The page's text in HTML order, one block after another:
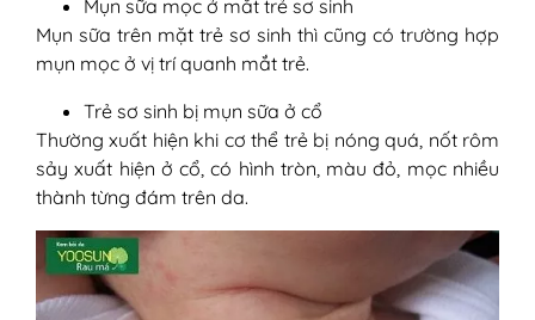
Mụn sữa mọc ở mắt trẻ sơ sinh
Mụn sữa trên mặt trẻ sơ sinh thì cũng có trường hợp
mụn mọc ở vị trí quanh mắt trẻ.
Trẻ sơ sinh bị mụn sữa ở cổ
Thường xuất hiện khi cơ thể trẻ bị nóng quá, nốt rôm
sảy xuất hiện ở cổ, có hình tròn, màu đỏ, mọc nhiều
thành từng đám trên da.